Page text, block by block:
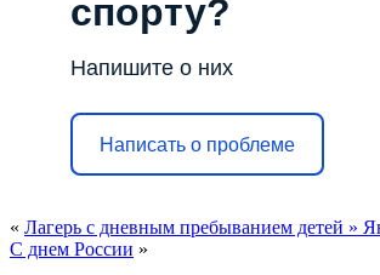
спорту?
Напишите о них
Написать о проблеме
« Лагерь с дневным пребыванием детей »
С днем России »